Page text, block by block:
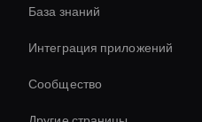
База знаний
Интеграция приложений
Сообщество